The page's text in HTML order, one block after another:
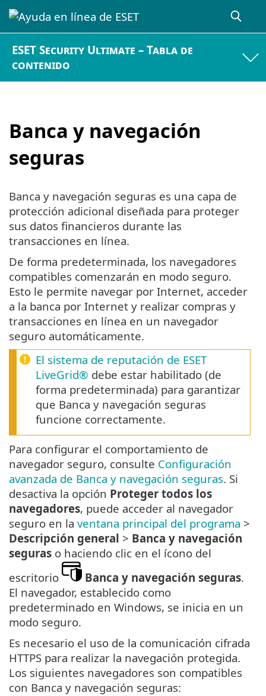
ESET Security Ultimate – Tabla de
contenido
Banca y navegación
seguras
Banca y navegación seguras es una capa de
protección adicional diseñada para proteger
sus datos financieros durante las
transacciones en línea.
De forma predeterminada, los navegadores
compatibles comenzarán en modo seguro.
Esto le permite navegar por Internet, acceder
a la banca por Internet y realizar compras y
transacciones en línea en un navegador
seguro automáticamente.
El sistema de reputación de ESET
LiveGrid® debe estar habilitado (de
forma predeterminada) para garantizar
que Banca y navegación seguras
funcione correctamente.
Para configurar el comportamiento de
navegador seguro, consulte Configuración
avanzada de Banca y navegación seguras. Si
desactiva la opción Proteger todos los
navegadores, puede acceder al navegador
seguro en la ventana principal del programa >
Descripción general > Banca y navegación
seguras o haciendo clic en el ícono del
escritorio
Banca y navegación seguras.
El navegador, establecido como
predeterminado en Windows, se inicia en un
modo seguro.
Es necesario el uso de la comunicación cifrada
HTTPS para realizar la navegación protegida.
Los siguientes navegadores son compatibles
con Banca y navegación seguras: